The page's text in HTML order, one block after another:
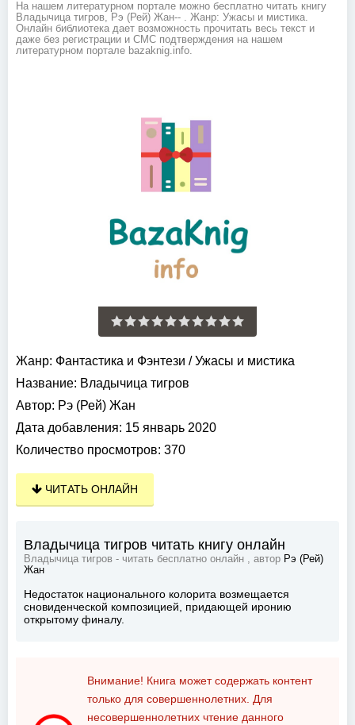
На нашем литературном портале можно бесплатно читать книгу
Владычица тигров, Рэ (Рей) Жан-- . Жанр: Ужасы и мистика.
Онлайн библиотека дает возможность прочитать весь текст и
даже без регистрации и СМС подтверждения на нашем
литературном портале bazaknig.info.
Жанр: Фантастика и Фэнтези /Ужасы и мистика
Название: Владычица тигров
Автор: Рэ (Рей) Жан
Дата добавления: 15 январь 2020
Количество просмотров: 370
ЧИТАТЬ ОНЛАЙН
Владычица тигров читать книгу онлайн
Владычица тигров - читать бесплатно онлайн , автор Рэ (Рей)
Жан
Недостаток национального колорита возмещается
сновиденческой композицией, придающей иронию
открытому финалу.
Внимание! Книга может содержать контент
только для совершеннолетних. Для
несовершеннолетних чтение данного